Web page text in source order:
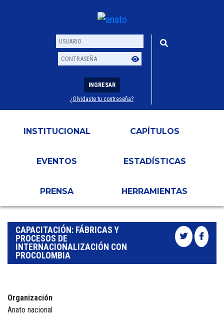
Usuario
Contraseña
INGRESAR
¿Olvidaste tu contraseña?
INSTITUCIONAL CAPÍTULOS
EVENTOS ESTADÍSTICAS
PRENSA HERRAMIENTAS
CAPACITACIÓN: FÁBRICAS Y
PROCESOS DE
INTERNACIONALIZACIÓN CON
PROCOLOMBIA
Organización
Anato nacional